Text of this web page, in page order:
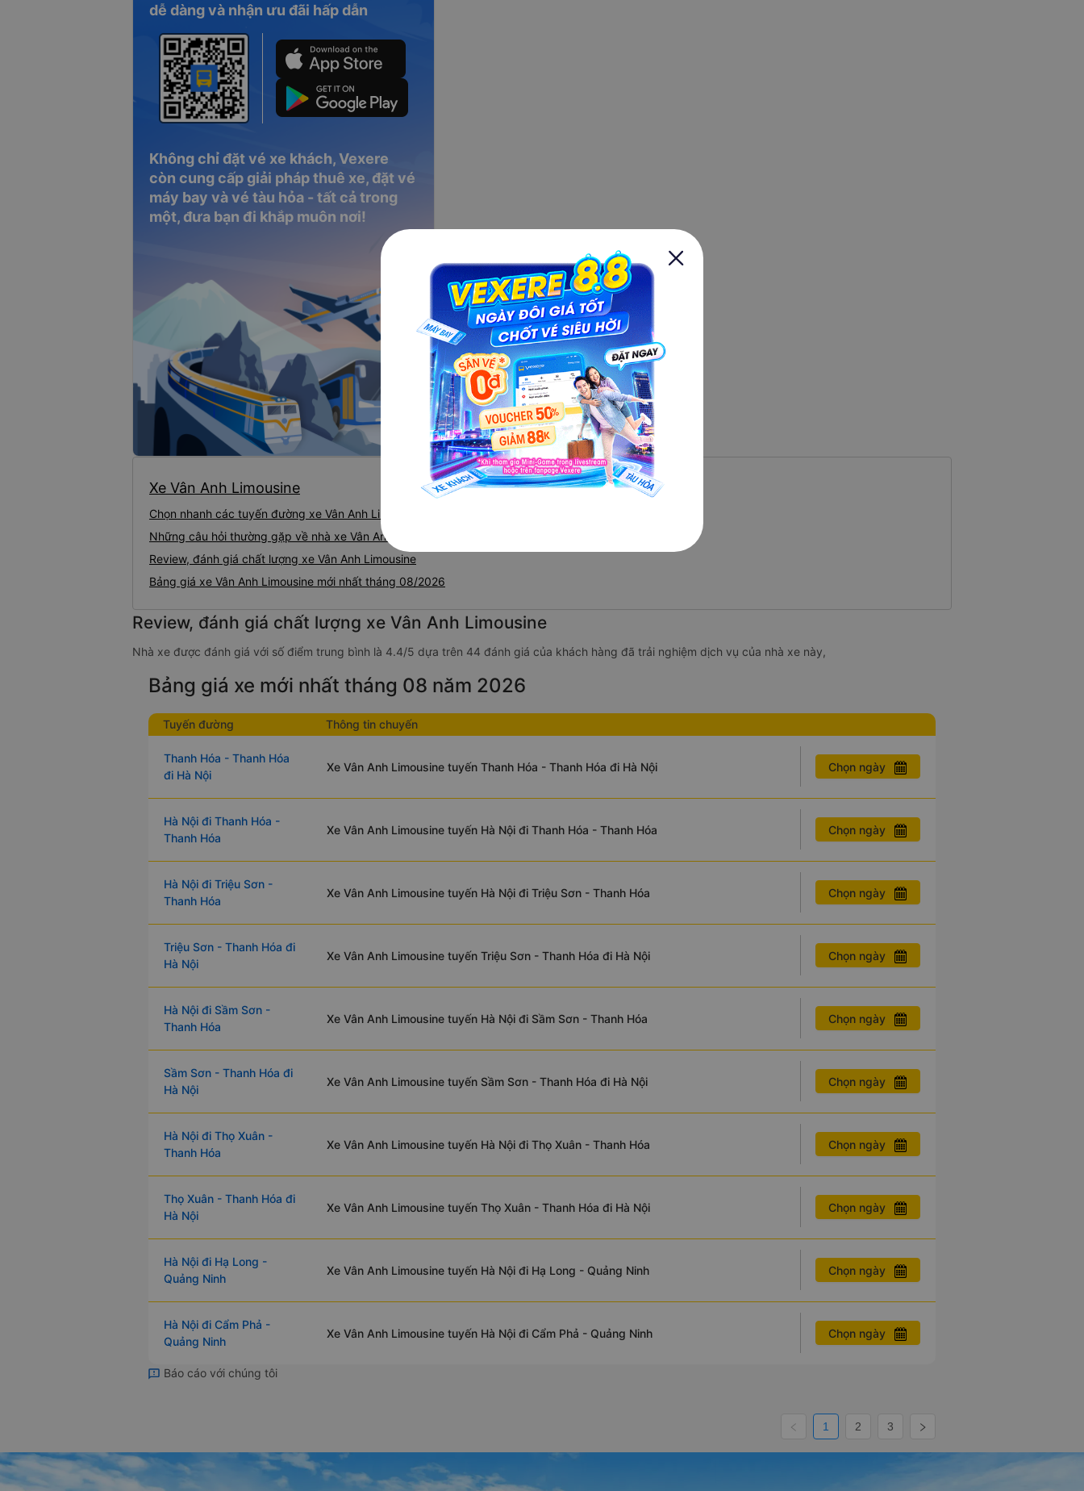
dễ dàng và nhận ưu đãi hấp dẫn
Không chỉ đặt vé xe khách, Vexere
còn cung cấp giải pháp thuê xe, đặt vé
máy bay và vé tàu hỏa - tất cả trong
một, đưa bạn đi khắp muôn nơi!
Xe Vân Anh Limousine
Chọn nhanh các tuyến đường xe Vân Anh Limousine
Những câu hỏi thường gặp về nhà xe Vân Anh Limousine
Review, đánh giá chất lượng xe Vân Anh Limousine
Bảng giá xe Vân Anh Limousine mới nhất tháng 08/2026
Review, đánh giá chất lượng xe Vân Anh Limousine
Nhà xe được đánh giá với số điểm trung bình là 4.4/5 dựa trên 44 đánh giá của khách hàng đã trải nghiệm dịch vụ của nhà xe này,
Bảng giá xe mới nhất tháng 08 năm 2026
Tuyến đường Thông tin chuyến
Thanh Hóa - Thanh Hóa
đi Hà Nội
Xe Vân Anh Limousine tuyến Thanh Hóa - Thanh Hóa đi Hà Nội Chọn ngày
Hà Nội đi Thanh Hóa -
Thanh Hóa
Xe Vân Anh Limousine tuyến Hà Nội đi Thanh Hóa - Thanh Hóa Chọn ngày
Hà Nội đi Triệu Sơn -
Thanh Hóa
Xe Vân Anh Limousine tuyến Hà Nội đi Triệu Sơn - Thanh Hóa Chọn ngày
Triệu Sơn - Thanh Hóa đi
Hà Nội
Xe Vân Anh Limousine tuyến Triệu Sơn - Thanh Hóa đi Hà Nội Chọn ngày
Hà Nội đi Sầm Sơn -
Thanh Hóa
Xe Vân Anh Limousine tuyến Hà Nội đi Sầm Sơn - Thanh Hóa Chọn ngày
Sầm Sơn - Thanh Hóa đi
Hà Nội
Xe Vân Anh Limousine tuyến Sầm Sơn - Thanh Hóa đi Hà Nội Chọn ngày
Hà Nội đi Thọ Xuân -
Thanh Hóa
Xe Vân Anh Limousine tuyến Hà Nội đi Thọ Xuân - Thanh Hóa Chọn ngày
Thọ Xuân - Thanh Hóa đi
Hà Nội
Xe Vân Anh Limousine tuyến Thọ Xuân - Thanh Hóa đi Hà Nội Chọn ngày
Hà Nội đi Hạ Long -
Quảng Ninh
Xe Vân Anh Limousine tuyến Hà Nội đi Hạ Long - Quảng Ninh Chọn ngày
Hà Nội đi Cẩm Phả -
Quảng Ninh
Xe Vân Anh Limousine tuyến Hà Nội đi Cẩm Phả - Quảng Ninh Chọn ngày
Báo cáo với chúng tôi
1 2 3